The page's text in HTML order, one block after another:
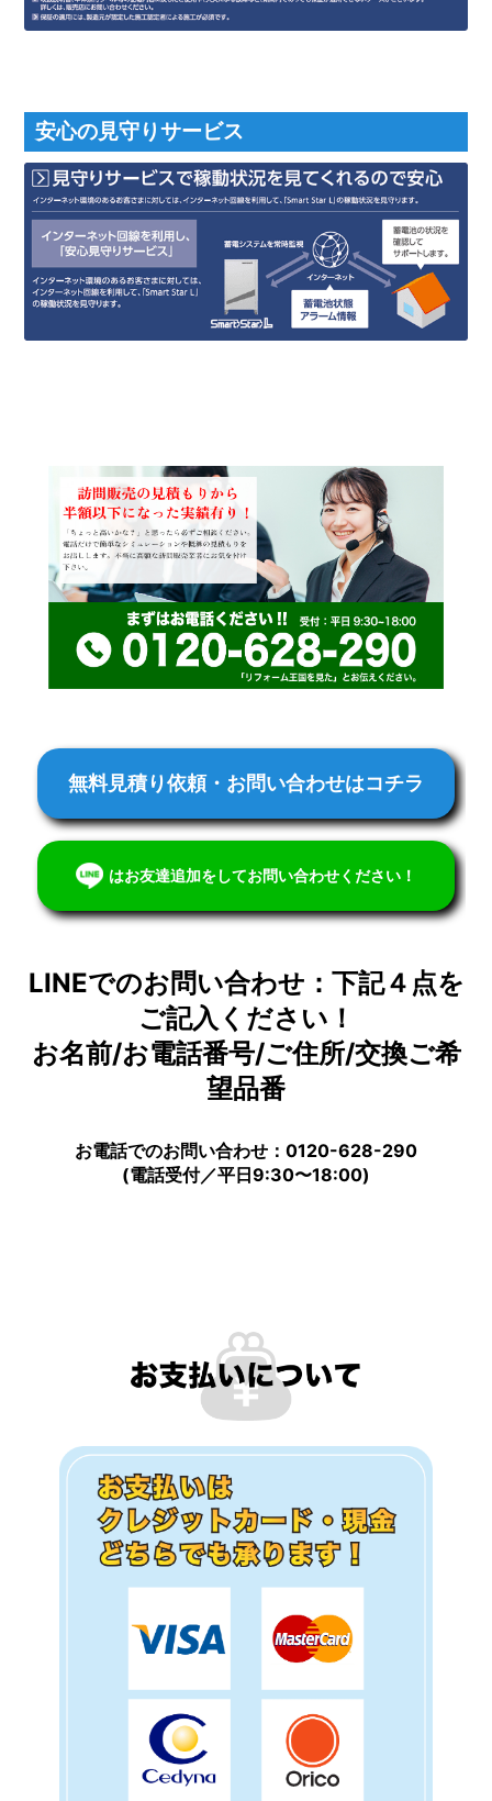
安心の見守りサービス
無料見積り依頼・お問い合わせはコチラ
はお友達追加をしてお問い合わせください！
LINEでのお問い合わせ：下記４点を
ご記入ください！
お名前/お電話番号/ご住所/交換ご希
望品番
お電話でのお問い合わせ：0120-628-290
(電話受付／平日9:30〜18:00)